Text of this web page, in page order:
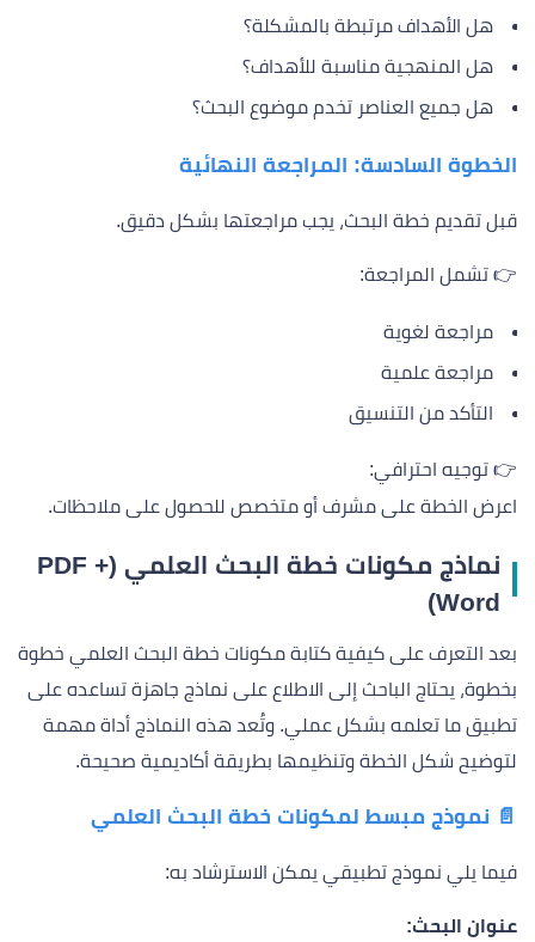
هل الأهداف مرتبطة بالمشكلة؟
هل المنهجية مناسبة للأهداف؟
هل جميع العناصر تخدم موضوع البحث؟
الخطوة السادسة: المراجعة النهائية
قبل تقديم خطة البحث، يجب مراجعتها بشكل دقيق.
👉 تشمل المراجعة:
مراجعة لغوية
مراجعة علمية
التأكد من التنسيق
👉 توجيه احترافي:
اعرض الخطة على مشرف أو متخصص للحصول على ملاحظات.
نماذج مكونات خطة البحث العلمي (PDF +
Word)
بعد التعرف على كيفية كتابة مكونات خطة البحث العلمي خطوة
بخطوة، يحتاج الباحث إلى الاطلاع على نماذج جاهزة تساعده على
تطبيق ما تعلمه بشكل عملي. وتُعد هذه النماذج أداة مهمة
لتوضيح شكل الخطة وتنظيمها بطريقة أكاديمية صحيحة.
📄 نموذج مبسط لمكونات خطة البحث العلمي
فيما يلي نموذج تطبيقي يمكن الاسترشاد به:
عنوان البحث: